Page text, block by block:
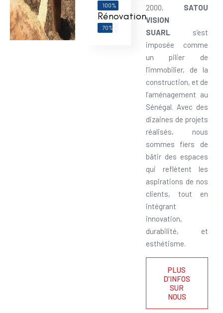
100%
Rénovation
70%
2000, SATOU
VISION
SUARLs’est
imposée comme
un pilier de
l’immobilier, de la
construction, et de
l’aménagement au
Sénégal. Avec des
dizaines de projets
réalisés, nous
sommes fiers de
bâtir des espaces
qui reflètent les
aspirations de nos
clients, tout en
intégrant
innovation,
durabilité, et
esthétisme.
PLUS
D'INFOS
SUR
NOUS